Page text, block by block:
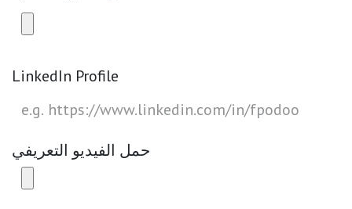
LinkedIn Profile
حمل الفيديو التعريفي